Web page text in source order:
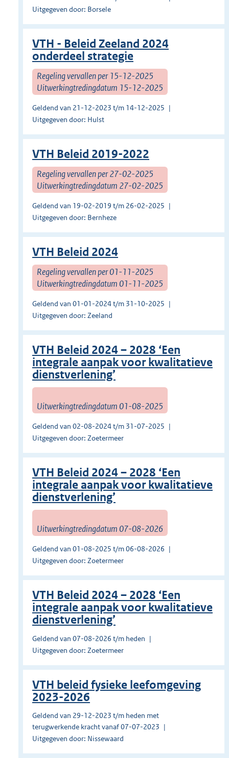
Uitgegeven door: Borsele
VTH - Beleid Zeeland 2024
onderdeel strategie
Regeling vervallen per 15-12-2025
Uitwerkingtredingdatum 15-12-2025
Geldend van 21-12-2023 t/m 14-12-2025
Uitgegeven door: Hulst
VTH Beleid 2019-2022
Regeling vervallen per 27-02-2025
Uitwerkingtredingdatum 27-02-2025
Geldend van 19-02-2019 t/m 26-02-2025
Uitgegeven door: Bernheze
VTH Beleid 2024
Regeling vervallen per 01-11-2025
Uitwerkingtredingdatum 01-11-2025
Geldend van 01-01-2024 t/m 31-10-2025
Uitgegeven door: Zeeland
VTH Beleid 2024 – 2028 ‘Een
integrale aanpak voor kwalitatieve
dienstverlening’
Uitwerkingtredingdatum 01-08-2025
Geldend van 02-08-2024 t/m 31-07-2025
Uitgegeven door: Zoetermeer
VTH Beleid 2024 – 2028 ‘Een
integrale aanpak voor kwalitatieve
dienstverlening’
Uitwerkingtredingdatum 07-08-2026
Geldend van 01-08-2025 t/m 06-08-2026
Uitgegeven door: Zoetermeer
VTH Beleid 2024 – 2028 ‘Een
integrale aanpak voor kwalitatieve
dienstverlening’
Geldend van 07-08-2026 t/m heden
Uitgegeven door: Zoetermeer
VTH beleid fysieke leefomgeving
2023-2026
Geldend van 29-12-2023 t/m heden met
terugwerkende kracht vanaf 07-07-2023
Uitgegeven door: Nissewaard